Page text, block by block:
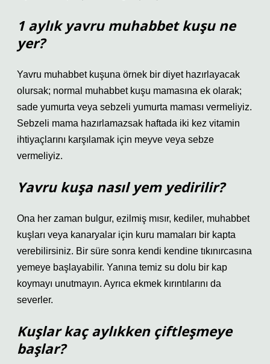
1 aylık yavru muhabbet kuşu ne
yer?
Yavru muhabbet kuşuna örnek bir diyet hazırlayacak
olursak; normal muhabbet kuşu mamasına ek olarak;
sade yumurta veya sebzeli yumurta maması vermeliyiz.
Sebzeli mama hazırlamazsak haftada iki kez vitamin
ihtiyaçlarını karşılamak için meyve veya sebze
vermeliyiz.
Yavru kuşa nasıl yem yedirilir?
Ona her zaman bulgur, ezilmiş mısır, kediler, muhabbet
kuşları veya kanaryalar için kuru mamaları bir kapta
verebilirsiniz. Bir süre sonra kendi kendine tıkınırcasına
yemeye başlayabilir. Yanına temiz su dolu bir kap
koymayı unutmayın. Ayrıca ekmek kırıntılarını da
severler.
Kuşlar kaç aylıkken çiftleşmeye
başlar?